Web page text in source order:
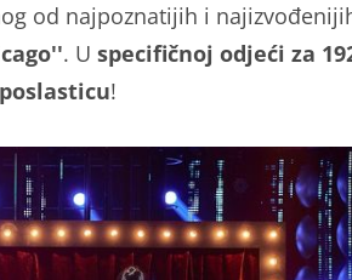
od najpoznatijih i
. U specifičnoj odjeći za
!